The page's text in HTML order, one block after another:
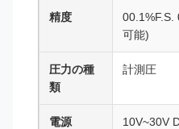
精度
00.1%F.S.
可能)
圧力の種
類
計測圧
電源 10V~30V